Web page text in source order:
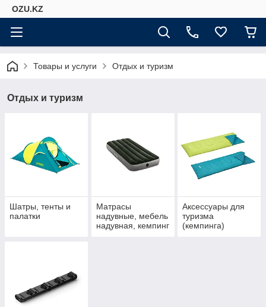
OZU.KZ
Товары и услуги Отдых и туризм
Отдых и туризм
Шатры, тенты и
палатки
Матрасы
надувные, мебель
надувная, кемпинг
Аксессуары для
туризма
(кемпинга)